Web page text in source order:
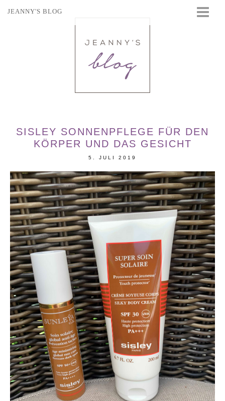
JEANNY'S BLOG
SISLEY SONNENPFLEGE FÜR DEN
KÖRPER UND DAS GESICHT
5. JULI 2019